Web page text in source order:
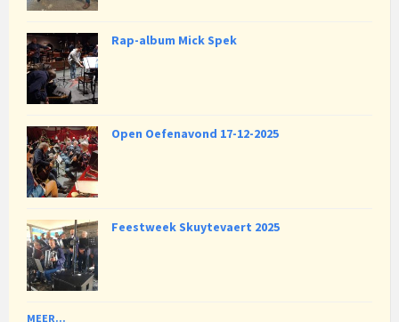
Rap-album Mick Spek
Open Oefenavond 17-12-2025
Feestweek Skuytevaert 2025
MEER...